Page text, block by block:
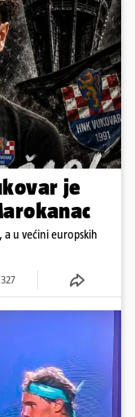
je
a u većini europskih
327